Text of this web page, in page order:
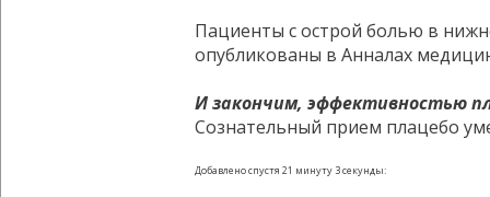
Пациенты с острой болью в
опубликованы в Анналах
И закончим, эффективностью
Сознательный прием плацебо
Добавлено спустя 21 минуту 3 секунды: